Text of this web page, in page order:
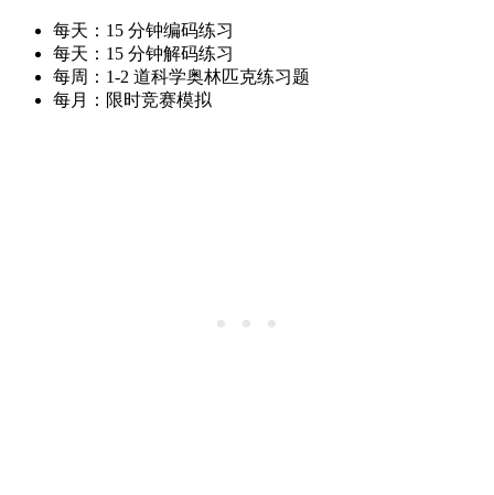
每天：15 分钟编码练习
每天：15 分钟解码练习
每周：1-2 道科学奥林匹克练习题
每月：限时竞赛模拟